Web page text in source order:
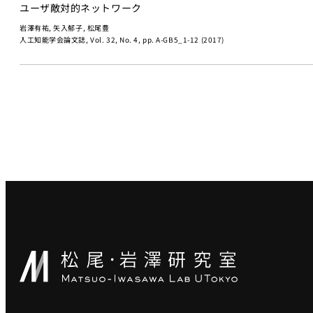
ユーザ敵対的ネットワーク
岩澤有祐, 矢入郁子, 松尾豊
人工知能学会論文誌, Vol. 32, No. 4, pp. A-GB5_1-12 (2017)